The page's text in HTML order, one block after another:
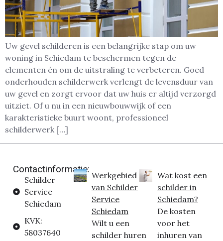
Uw gevel schilderen is een belangrijke stap om uw
woning in Schiedam te beschermen tegen de
elementen én om de uitstraling te verbeteren. Goed
onderhouden schilderwerk verlengt de levensduur van
uw gevel en zorgt ervoor dat uw huis er altijd verzorgd
uitziet. Of u nu in een nieuwbouwwijk of een
karakteristieke buurt woont, professioneel
schilderwerk […]
Contactinformatie:
Schilder
Service
Schiedam
KVK:
58037640
Werkgebied
van Schilder
Service
Schiedam
Wilt u een
schilder huren
Wat kost een
schilder in
Schiedam?
De kosten
voor het
inhuren van